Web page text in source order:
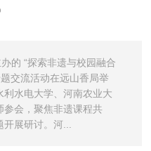
的 “探索非遗与校园融合
交流活动在远山香局举
水电大学、河南农业大
参会，聚焦非遗课程共
展研讨。河...